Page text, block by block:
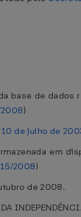
base de
)
de julho de
em
2008)
de 2008.